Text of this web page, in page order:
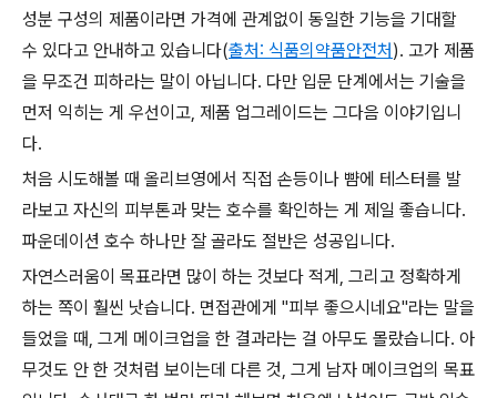
성분 구성의 제품이라면 가격에 관계없이 동일한 기능을 기대할
수 있다고 안내하고 있습니다(출처: 식품의약품안전처). 고가 제품
을 무조건 피하라는 말이 아닙니다. 다만 입문 단계에서는 기술을
먼저 익히는 게 우선이고, 제품 업그레이드는 그다음 이야기입니
다.
처음 시도해볼 때 올리브영에서 직접 손등이나 뺨에 테스터를 발
라보고 자신의 피부톤과 맞는 호수를 확인하는 게 제일 좋습니다.
파운데이션 호수 하나만 잘 골라도 절반은 성공입니다.
자연스러움이 목표라면 많이 하는 것보다 적게, 그리고 정확하게
하는 쪽이 훨씬 낫습니다. 면접관에게 "피부 좋으시네요"라는 말을
들었을 때, 그게 메이크업을 한 결과라는 걸 아무도 몰랐습니다. 아
무것도 안 한 것처럼 보이는데 다른 것, 그게 남자 메이크업의 목표